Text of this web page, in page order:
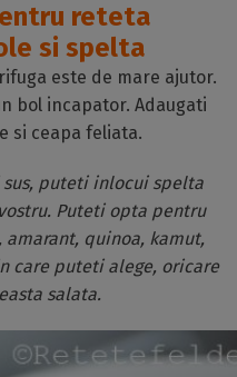
reteta
si spelta
este de mare ajutor.
bol incapator. Adaugati
si ceapa feliata.
puteti inlocui spelta
Puteti opta pentru
amarant, quinoa, kamut,
care puteti alege, oricare
salata.